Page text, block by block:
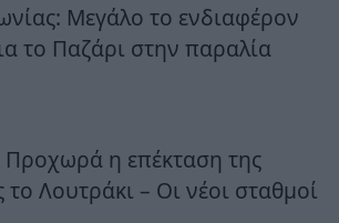
Μεγάλο το ενδιαφέρον
το Παζάρι στην παραλία
Προχωρά η επέκταση της
Λουτράκι – Οι νέοι σταθμοί